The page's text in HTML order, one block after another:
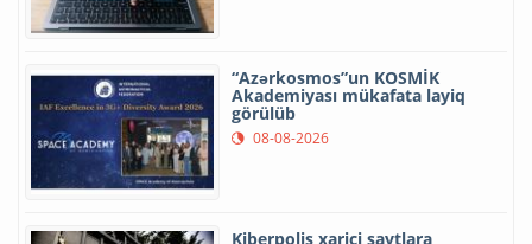
“Azərkosmos”un KOSMİK
Akademiyası mükafata layiq
görülüb
08-08-2026
Kiberpolis xarici saytlara